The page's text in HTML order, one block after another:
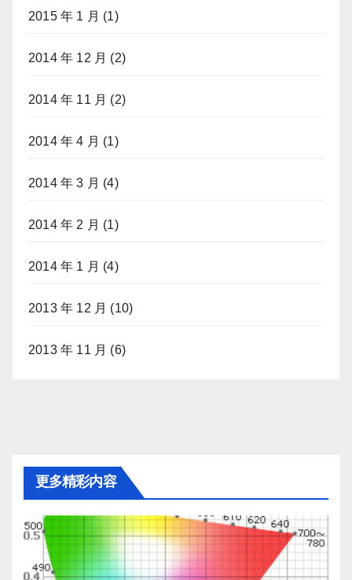
2015 年 1 月 (1)
2014 年 12 月 (2)
2014 年 11 月 (2)
2014 年 4 月 (1)
2014 年 3 月 (4)
2014 年 2 月 (1)
2014 年 1 月 (4)
2013 年 12 月 (10)
2013 年 11 月 (6)
更多精彩内容